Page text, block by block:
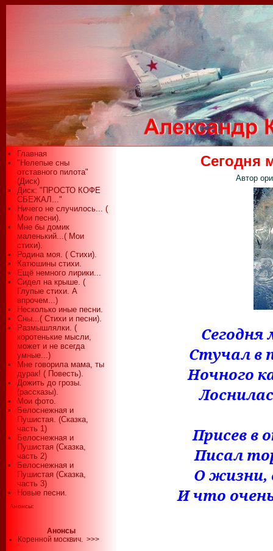
Главная
"Нелепые сны
отставного пилота"
(Диск)
Диск: "ПРОСТО КОФЕ
СБЕЖАЛ..."
Ничего не случилось... (
Мои песни).
Мне бы домик
маленький...( Мои
стихи).
Родина моя. ( Стихи).
Катюшины стихи.
Ещё немного лирики...
Сидел на крыше. (
Глупые стихи. А
впрочем...)
Несколько иные песни.
Сны...( Стихи и песни).
Размышлялки. (
коротенькие мысли,
может и не всегда
умные...)
Мне говорила мама, ты
дурак! ( Повесть).
Дожить до грозы.
(рассказы).
Мои фото.
Белоснежная и
Пушистая. (Сказка,
часть 1)
Белоснежная и
Пушистая (Сказка,
часть 2)
Белоснежная и
Пушистая (Сказка,
часть 3)
Новые песни.
Анонсы:
Анонсы
Коренной москвич. >>>
Сегодня
Автор
Сегодня
Стучал в
Ночного
Присев в
Писал
О жизни,
И что